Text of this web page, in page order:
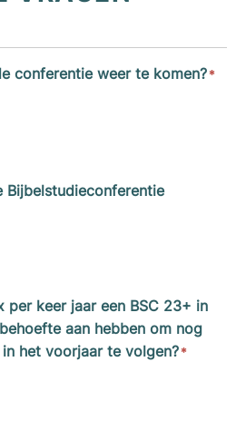
conferentie weer te komen?*
Bijbelstudieconferentie
per keer jaar een BSC 23+ in
aan hebben om nog
het voorjaar te volgen?*